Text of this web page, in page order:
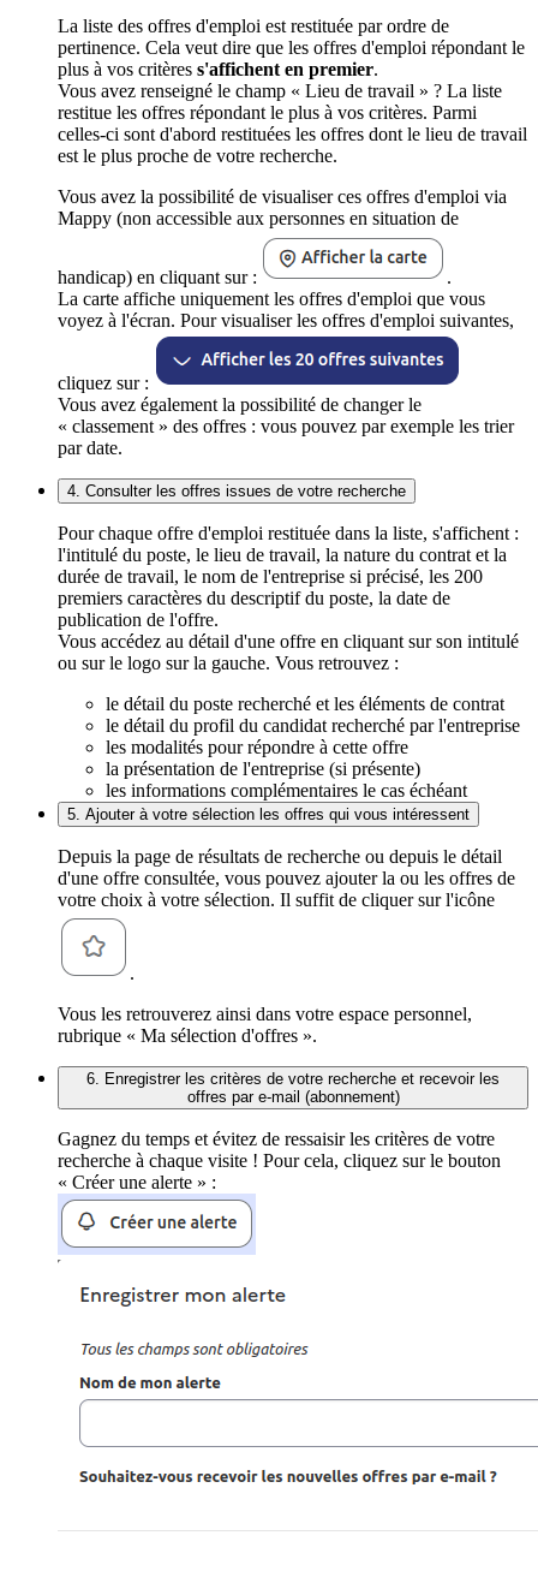
La liste des offres d'emploi est restituée par ordre de
pertinence. Cela veut dire que les offres d'emploi répondant le
plus à vos critères s'affichent en premier.
Vous avez renseigné le champ « Lieu de travail » ? La liste
restitue les offres répondant le plus à vos critères. Parmi
celles-ci sont d'abord restituées les offres dont le lieu de travail
est le plus proche de votre recherche.
Vous avez la possibilité de visualiser ces offres d'emploi via
Mappy (non accessible aux personnes en situation de
handicap) en cliquant sur :
.
La carte affiche uniquement les offres d'emploi que vous
voyez à l'écran. Pour visualiser les offres d'emploi suivantes,
cliquez sur :
Vous avez également la possibilité de changer le
« classement » des offres : vous pouvez par exemple les trier
par date.
4. Consulter les offres issues de votre recherche
Pour chaque offre d'emploi restituée dans la liste, s'affichent :
l'intitulé du poste, le lieu de travail, la nature du contrat et la
durée de travail, le nom de l'entreprise si précisé, les 200
premiers caractères du descriptif du poste, la date de
publication de l'offre.
Vous accédez au détail d'une offre en cliquant sur son intitulé
ou sur le logo sur la gauche. Vous retrouvez :
le détail du poste recherché et les éléments de contrat
le détail du profil du candidat recherché par l'entreprise
les modalités pour répondre à cette offre
la présentation de l'entreprise (si présente)
les informations complémentaires le cas échéant
5. Ajouter à votre sélection les offres qui vous intéressent
Depuis la page de résultats de recherche ou depuis le détail
d'une offre consultée, vous pouvez ajouter la ou les offres de
votre choix à votre sélection. Il suffit de cliquer sur l'icône
.
Vous les retrouverez ainsi dans votre espace personnel,
rubrique « Ma sélection d'offres ».
6. Enregistrer les critères de votre recherche et recevoir les
offres par e-mail (abonnement)
Gagnez du temps et évitez de ressaisir les critères de votre
recherche à chaque visite ! Pour cela, cliquez sur le bouton
« Créer une alerte » :